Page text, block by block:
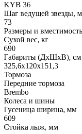
KYB 36
Шаг ведущей звезды,
73
Размеры и вместимость
Сухой вес, кг
690
Габариты (ДхШхВ), см
325,6x120x151,3
Тормоза
Передние тормоза
Brembo
Колеса и шины
Гусеница ширина, мм
609
Стойка лыж, мм